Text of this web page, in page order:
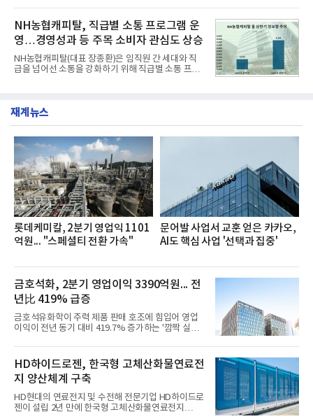
넘
혔다.‘동대문식 닭한마리 칼국수’는 예상을 뛰어넘는
소비자 호응에 힘입어 지난 7월 13일 첫 선을 보인 지
단 18일 만에 누적 판매량 50만 개를 돌파하는 성과를
거두었다.이번 신제품은 개발진이 전국의 닭한마리
전문점을 직접 찾아 다니며 최적의 육수 비율을 완성
했다. 자극적이지 않으면서도 깊은 닭육수에 마늘의
개운한 풍미를 더했으며, 국물이 잘 배어들면서도 쫄
서도
NH농협캐피탈, 직급별 소통 프로그램 운
영…경영성과 등 주목 소비자 관심도 상승
NH농협캐피탈(대표 장종환)은 임직원 간 세대와 직
급을 넘어선 소통을 강화하기 위해 직급별 소통 프로
영지원부 홍보팀과 2026년 새로이(e)＊가 공동 주관
쳐 진행됐다.참고로 새로이(e)는 NH농협캐피탈 MZ
세대들로(과장~계장) 구성된 자율 참여조직으로, 조
직문화 혁신과 업무 효율성 향상을 위한 다양한 활동
을 추진하며,새로운 변화와 이로운 영향력을 조직전
반에 전파하는 역할
재계뉴스
롯데케미칼, 2분기 영업익 1101
억원... "스페셜티 전환 가속"
문어발 사업서 교훈 얻은 카카오,
AI도 핵심 사업 '선택과 집중'
금호석화, 2분기 영업이익 3390억원... 전
년比 419% 급증
금호석유화학이 주력 제품 판매 호조에 힘입어 영업
이익이 전년 동기 대비 419.7% 증가하는 '깜짝 실
업이익이 3390억원으로 지난해 동기보다 419.7% 증
가한 것으로 잠정 집계됐다고 7일 공시했다.매출은 2
조2682억원으로 지난해 동기 대비 27.9% 증가했다.
순이익은 3004억원으로 420.4% 늘었다.이번 호실적
은 주력 제품인 NB라텍스와 합성수지 판매 호조가 견
인한 것으로 풀이된다. 미국의 중국산 의료용 고무장
갑 관세 인상 이후 동남아 장갑업체의 가동률이 높아
HD하이드로젠, 한국형 고체산화물연료전
지 양산체계 구축
HD현대의 연료전지 및 수전해 전문기업 HD하이드로
젠이 설립 2년 만에 한국형 고체산화물연료전지